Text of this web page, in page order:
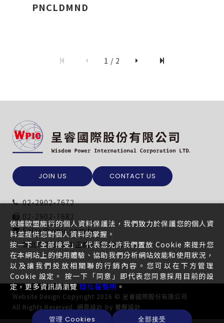
PNCLDMND
1 / 2
02-2902-7672
02-2902-7682
Sales@wpic.com.tw
新北市新莊區中正路649-3號5樓
JOIN US CONTACT US
Website Design Copyright 2026 © 呈睿國際股份有限公司
All Rights Reserved. 網頁設計 by 覺醒設計
依據歐盟施行的個人資料保護法，我們致力於保護您的個人資
料並提供您對個人資料的掌握。
按一下「全部接受」，代表您允許我們置放 Cookie 來提升您
在本網站上的使用體驗、協助我們分析網站效能和使用狀況，
以及讓我們投放相關聯的行銷內容。您可以在下方管理
Cookie 設定。 按一下「同意」即代表您同意採用目前的設
定，更多資訊請瀏覽隱私權聲明。
管理 Cookies 全部接受